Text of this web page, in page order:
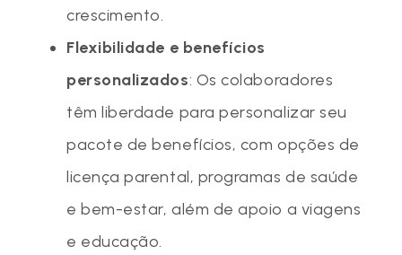
crescimento.
Flexibilidade e benefícios
personalizados: Os colaboradores
têm liberdade para personalizar seu
pacote de benefícios, com opções de
licença parental, programas de saúde
e bem-estar, além de apoio a viagens
e educação.